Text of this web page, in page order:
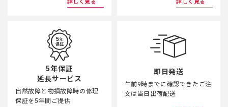
詳しく見る 詳しく見る
5年保証
延長サービス
自然故障と物損故障時の修理
保証を5年間ご提供
即日発送
午前9時までに確認できたご注
文は当日出荷配送